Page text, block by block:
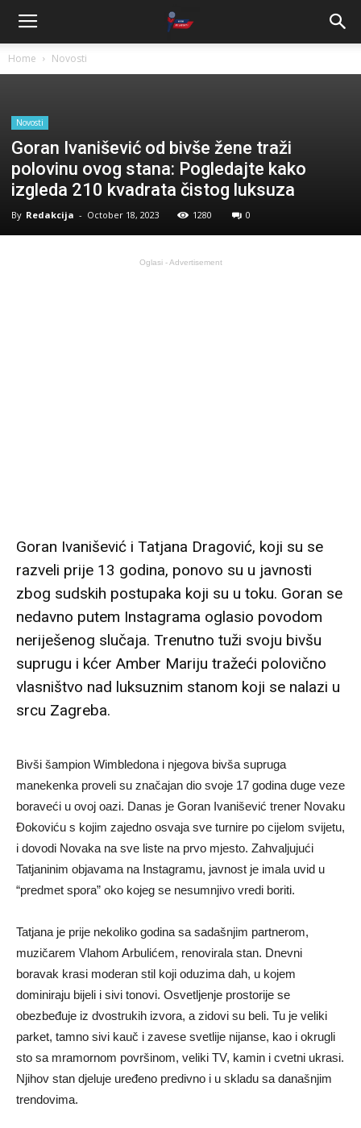
Home Novosti
Novosti
Goran Ivanišević od bivše žene traži
polovinu ovog stana: Pogledajte kako
izgleda 210 kvadrata čistog luksuza
By Redakcija - October 18, 2023 1280 0
Oglasi - Advertisement
Goran Ivanišević i Tatjana Dragović, koji su se
razveli prije 13 godina, ponovo su u javnosti
zbog sudskih postupaka koji su u toku. Goran se
nedavno putem Instagrama oglasio povodom
neriješenog slučaja. Trenutno tuži svoju bivšu
suprugu i kćer Amber Mariju tražeći polovično
vlasništvo nad luksuznim stanom koji se nalazi u
srcu Zagreba.
Bivši šampion Wimbledona i njegova bivša supruga
manekenka proveli su značajan dio svoje 17 godina duge veze
boraveći u ovoj oazi. Danas je Goran Ivanišević trener Novaku
Đokoviću s kojim zajedno osvaja sve turnire po cijelom svijetu,
i dovodi Novaka na sve liste na prvo mjesto. Zahvaljujući
Tatjaninim objavama na Instagramu, javnost je imala uvid u
“predmet spora” oko kojeg se nesumnjivo vredi boriti.
Tatjana je prije nekoliko godina sa sadašnjim partnerom,
muzičarem Vlahom Arbulićem, renovirala stan. Dnevni
boravak krasi moderan stil koji oduzima dah, u kojem
dominiraju bijeli i sivi tonovi. Osvetljenje prostorije se
obezbeđuje iz dvostrukih izvora, a zidovi su beli. Tu je veliki
parket, tamno sivi kauč i zavese svetlije nijanse, kao i okrugli
sto sa mramornom površinom, veliki TV, kamin i cvetni ukrasi.
Njihov stan djeluje uređeno predivno i u skladu sa današnjim
trendovima.